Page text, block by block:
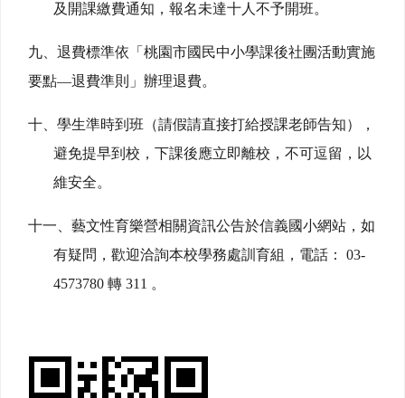
及開課繳費通知，報名未達十人不予開班。
九、退費標準依「桃園市國民中小學課後社團活動實施
要點—退費準則」辦理退費。
十、學生準時到班（請假請直接打給授課老師告知），
避免提早到校，下課後應立即離校，不可逗留，以
維安全。
十一、藝文性育樂營相關資訊公告於信義國小網站，如
有疑問，歡迎洽詢本校學務處訓育組，電話： 03-
4573780 轉 311 。